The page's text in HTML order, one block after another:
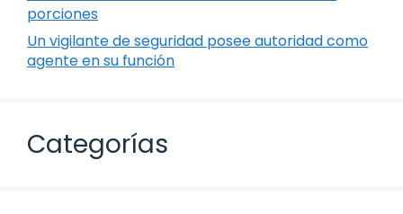
porciones
Un vigilante de seguridad posee autoridad como
agente en su función
Categorías